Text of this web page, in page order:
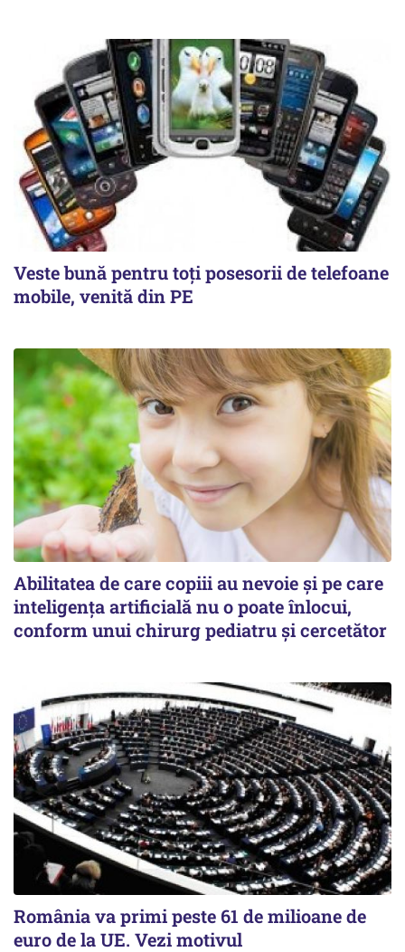
Veste bună pentru toți posesorii de telefoane
mobile, venită din PE
Abilitatea de care copiii au nevoie și pe care
inteligența artificială nu o poate înlocui,
conform unui chirurg pediatru și cercetător
România va primi peste 61 de milioane de
euro de la UE. Vezi motivul